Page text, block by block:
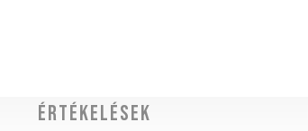
Értékelések